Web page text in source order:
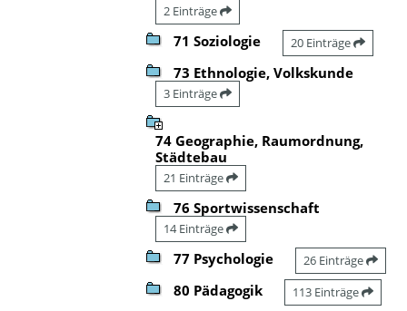
2 Einträge
71 Soziologie 20 Einträge
73 Ethnologie, Volkskunde
3 Einträge
74 Geographie, Raumordnung,
Städtebau
21 Einträge
76 Sportwissenschaft
14 Einträge
77 Psychologie 26 Einträge
80 Pädagogik 113 Einträge